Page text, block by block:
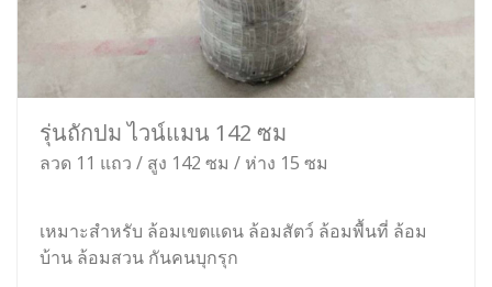
รุ่นถักปม ไวน์แมน 142 ซม
ลวด 11 แถว / สูง 142 ซม / ห่าง 15 ซม
เหมาะสำหรับ ล้อมเขตแดน ล้อมสัตว์ ล้อมพื้นที่ ล้อม
บ้าน ล้อมสวน กันคนบุกรุก